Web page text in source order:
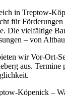
in Treptow-
für
Die vielfältige
– von
wir Vor-Ort-
aus. Termine
Köpenick –